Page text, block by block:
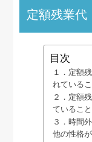
定額残業
目次
１．定額
れているこ
２．定額
ていること
３．時間
他の性格